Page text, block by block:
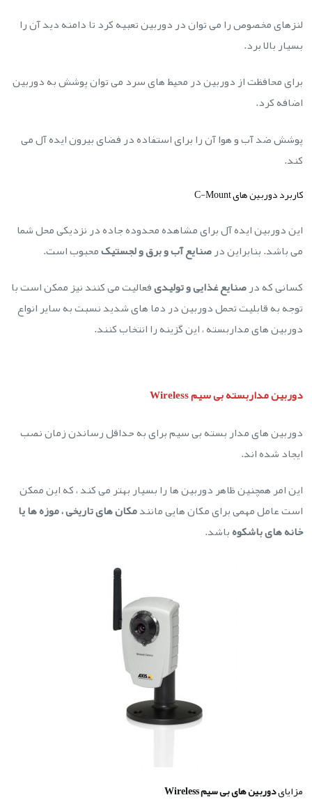
لنزهای مخصوص را می توان در دوربین تعبیه کرد تا دامنه دید آن را
بسیار بالا برد.
برای محافظت از دوربین در محیط های سرد می توان پوشش به دوربین
اضافه کرد.
پوشش ضد آب و هوا آن را برای استفاده در فضای بیرون ایده آل می
کند.
کاربرد دوربین های C-Mount
این دوربین ایده آل برای مشاهده محدوده جاده در نزدیکی محل شما
می باشد. بنابراین درصنایع آب و برق و لجستیکمحبوب است.
کسانی که درصنایع غذایی و تولیدیفعالیت می کنند نیز ممکن است با
توجه به قابلیت تحمل دوربین در دما های شدید نسبت به سایر انواع
دوربین های مداربسته ، این گزینه را انتخاب کنند.
دوربین مداربسته بی سیم Wireless
دوربین های مدار بسته بی سیم برای به حداقل رساندن زمان نصب
ایجاد شده اند.
این امر همچنین ظاهر دوربین ها را بسیار بهتر می کند ، که این ممکن
است عامل مهمی برای مکان هایی مانندمکان های تاریخی ، موزه ها یا
خانه های باشکوهباشد.
مزایایدوربین های بی سیم Wireless